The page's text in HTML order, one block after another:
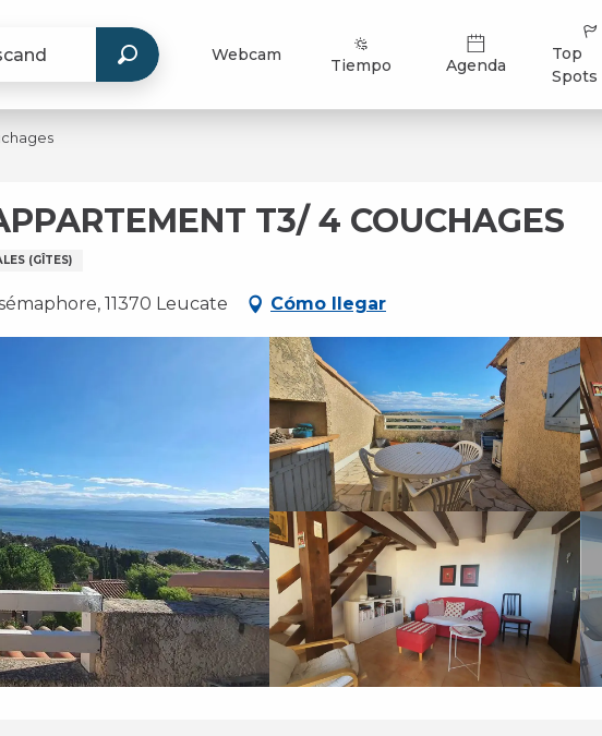
Webcam
Tiempo Agenda
Top
Spots
T3/ 4 COUCHAGES
(GÎTES)
11370 Leucate Cómo llegar